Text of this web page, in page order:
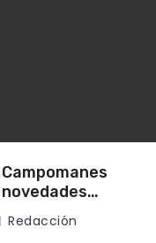
el mes de agosto
Redacción